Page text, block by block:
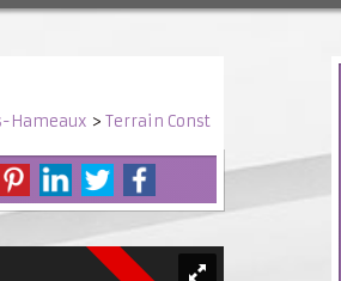
Hameaux > Terrain Constructible en